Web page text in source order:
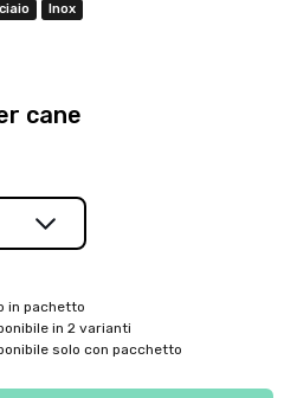
Inox
cane
in pachetto
in 2 varianti
solo con pacchetto